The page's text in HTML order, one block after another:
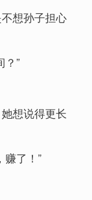
想孙子担心
？”
想说得更长
赚了！”